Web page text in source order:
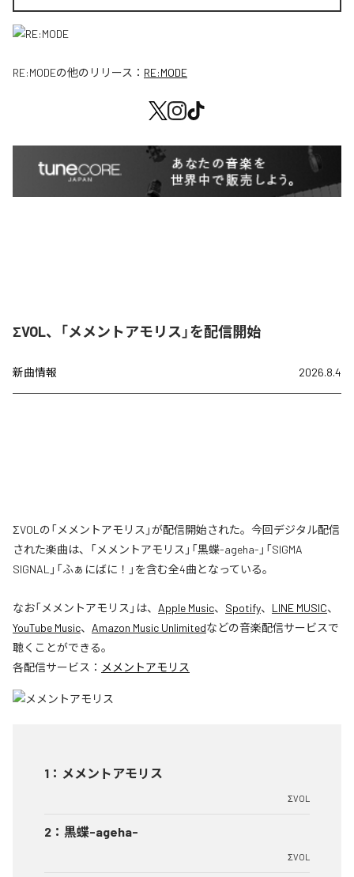
RE:MODEの他のリリース： RE:MODE
ΣVOL、「メメントアモリス」を配信開始
新曲情報 2026.8.4
ΣVOLの「メメントアモリス」が配信開始された。今回デジタル配信
された楽曲は、「メメントアモリス」「黒蝶-ageha-」「SIGMA
SIGNAL」「ふぁにばに！」を含む全4曲となっている。
なお「メメントアモリス 」は、 Apple Music、 Spotify、 LINE MUSIC、
YouTube Music、 Amazon Music Unlimitedなどの音楽配信サービスで
聴くことができる。
各配信サービス： メメントアモリス
1 ： メメントアモリス
ΣVOL
2 ： 黒蝶-ageha-
ΣVOL